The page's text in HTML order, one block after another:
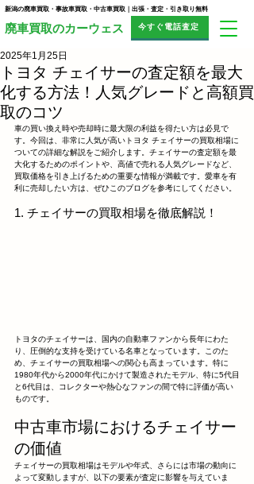
今すぐ電話査定
​廃車買取のカーウェス
新潟の廃車買取・事故車買取・中古車買取｜出張・査定・引き取り無料
トヨタ チェイサーの査定額を最大
化する方法！人気グレードと高額買
取のコツ
2025年1月25日
車の買い換え時や売却時に最大限の利益を得たい方は必見で
す。今回は、非常に人気が高いトヨタ チェイサーの買取相場に
ついての詳細な解説をご紹介します。チェイサーの査定額を最
大化するためのポイントや、高値で売れる人気グレードなど、
買取価格を引き上げるための重要な情報が満載です。愛車を有
利に売却したい方は、ぜひこのブログを参考にしてください。
1. チェイサーの買取相場を徹底解説！
トヨタのチェイサーは、国内の自動車ファンから長年にわた
り、圧倒的な支持を受けている名車となっています。このた
め、チェイサーの買取相場への関心も高まっています。特に
1980年代から2000年代にかけて製造されたモデル、特に5代目
と6代目は、コレクターや熱心なファンの間で特に評価が高い
ものです。
中古車市場におけるチェイサー
の価値
チェイサーの買取相場はモデルや年式、さらには市場の動向に
よって変動しますが、以下の要素が査定に影響を与えていま